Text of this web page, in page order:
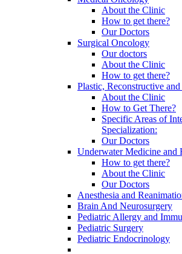
About the Clinic
How to get there?
Our Doctors
Surgical Oncology
Our doctors
About the Clinic
How to get there?
Plastic, Reconstructive
About the Clinic
How to Get There?
Specific Areas of
Specialization:
Our Doctors
Underwater Medicine and
How to get there?
About the Clinic
Our Doctors
Anesthesia and
Brain And Neurosurgery
Pediatric Allergy and
Pediatric Surgery
Pediatric Endocrinology